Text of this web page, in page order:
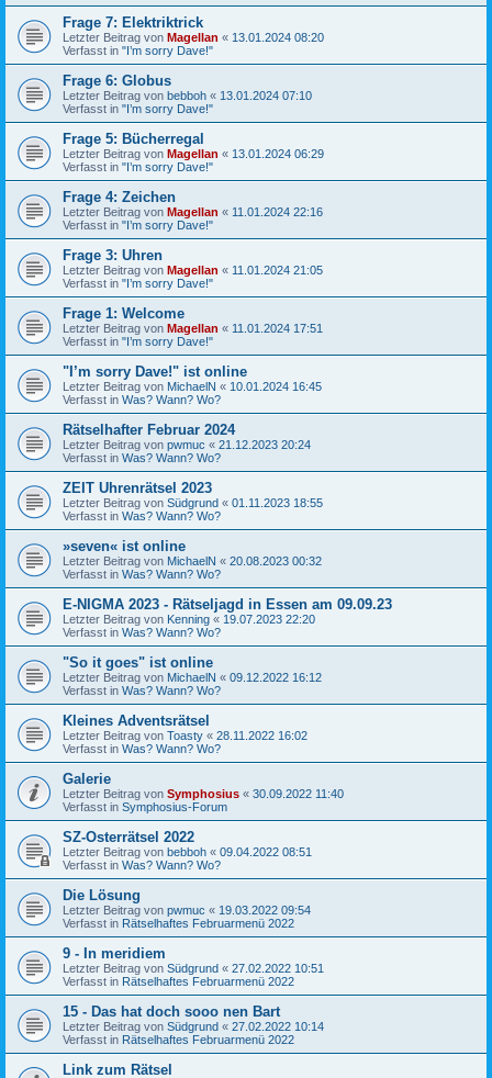
Frage 7: Elektriktrick
Letzter Beitrag von Magellan « 13.01.2024 08:20
Verfasst in "I’m sorry Dave!"
Frage 6: Globus
Letzter Beitrag von bebboh « 13.01.2024 07:10
Verfasst in "I’m sorry Dave!"
Frage 5: Bücherregal
Letzter Beitrag von Magellan « 13.01.2024 06:29
Verfasst in "I’m sorry Dave!"
Frage 4: Zeichen
Letzter Beitrag von Magellan « 11.01.2024 22:16
Verfasst in "I’m sorry Dave!"
Frage 3: Uhren
Letzter Beitrag von Magellan « 11.01.2024 21:05
Verfasst in "I’m sorry Dave!"
Frage 1: Welcome
Letzter Beitrag von Magellan « 11.01.2024 17:51
Verfasst in "I’m sorry Dave!"
"I’m sorry Dave!" ist online
Letzter Beitrag von MichaelN « 10.01.2024 16:45
Verfasst in Was? Wann? Wo?
Rätselhafter Februar 2024
Letzter Beitrag von pwmuc « 21.12.2023 20:24
Verfasst in Was? Wann? Wo?
ZEIT Uhrenrätsel 2023
Letzter Beitrag von Südgrund « 01.11.2023 18:55
Verfasst in Was? Wann? Wo?
»seven« ist online
Letzter Beitrag von MichaelN « 20.08.2023 00:32
Verfasst in Was? Wann? Wo?
E-NIGMA 2023 - Rätseljagd in Essen am 09.09.23
Letzter Beitrag von Kenning « 19.07.2023 22:20
Verfasst in Was? Wann? Wo?
"So it goes" ist online
Letzter Beitrag von MichaelN « 09.12.2022 16:12
Verfasst in Was? Wann? Wo?
Kleines Adventsrätsel
Letzter Beitrag von Toasty « 28.11.2022 16:02
Verfasst in Was? Wann? Wo?
Galerie
Letzter Beitrag von Symphosius « 30.09.2022 11:40
Verfasst in Symphosius-Forum
SZ-Osterrätsel 2022
Letzter Beitrag von bebboh « 09.04.2022 08:51
Verfasst in Was? Wann? Wo?
Die Lösung
Letzter Beitrag von pwmuc « 19.03.2022 09:54
Verfasst in Rätselhaftes Februarmenü 2022
9 - In meridiem
Letzter Beitrag von Südgrund « 27.02.2022 10:51
Verfasst in Rätselhaftes Februarmenü 2022
15 - Das hat doch sooo nen Bart
Letzter Beitrag von Südgrund « 27.02.2022 10:14
Verfasst in Rätselhaftes Februarmenü 2022
Link zum Rätsel